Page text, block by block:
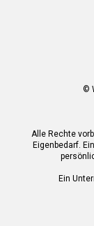
©
Alle Rechte
Eigenbedarf.
Ein